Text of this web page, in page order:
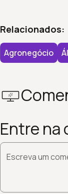
Relacionados:
Agronegócio
Entre na
Escreva um